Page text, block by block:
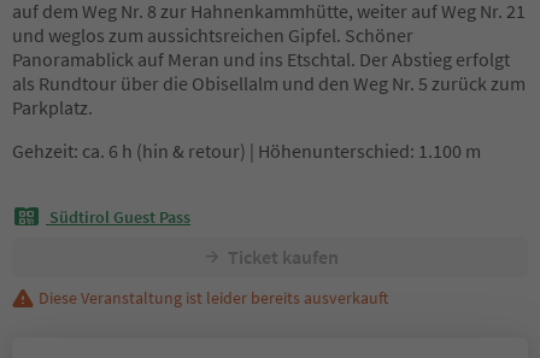
auf dem Weg Nr. 8 zur Hahnenkammhütte, weiter auf Weg Nr. 21
und weglos zum aussichtsreichen Gipfel. Schöner
Panoramablick auf Meran und ins Etschtal. Der Abstieg erfolgt
als Rundtour über die Obisellalm und den Weg Nr. 5 zurück zum
Parkplatz.
Gehzeit: ca. 6 h (hin & retour) | Höhenunterschied: 1.100 m
Südtirol Guest Pass
Ticket kaufen
Diese Veranstaltung ist leider bereits ausverkauft